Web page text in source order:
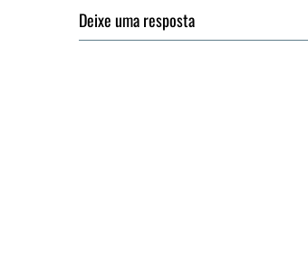
Deixe uma resposta